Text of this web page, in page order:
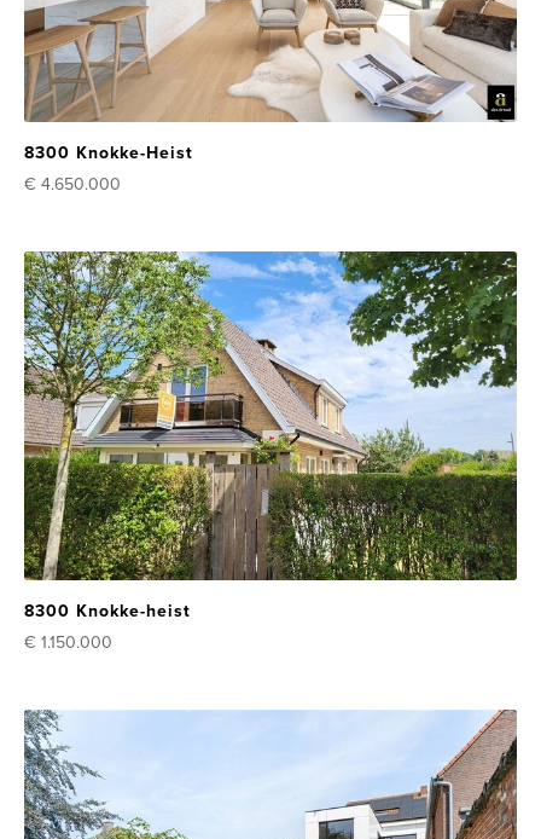
8300 Knokke-Heist
€ 4.650.000
8300 Knokke-heist
€ 1.150.000